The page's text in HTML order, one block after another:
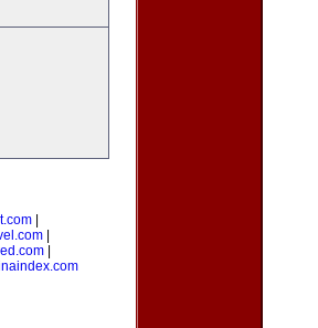
|
|
|